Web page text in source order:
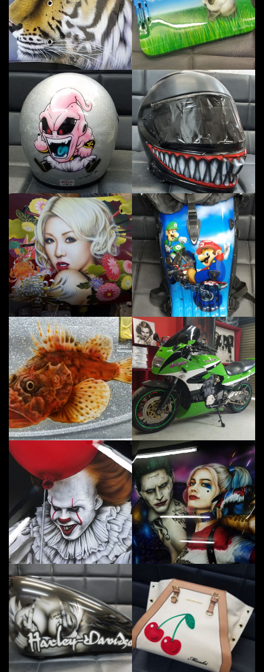
フルフェイスに魔人ブゥを描きま
ボンネットに倖田來未さんを描き
クーラーBOXにオニオコゼを描き
ITの怖～いピエロを描いてみました
ハーレータンクエアーブラシ モ